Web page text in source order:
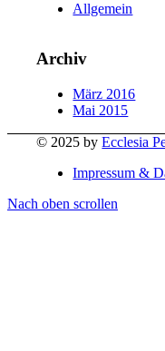
Allgemein
Archiv
März 2016
Mai 2015
© 2025 byEcclesia
Impressum &
Nach oben scrollen